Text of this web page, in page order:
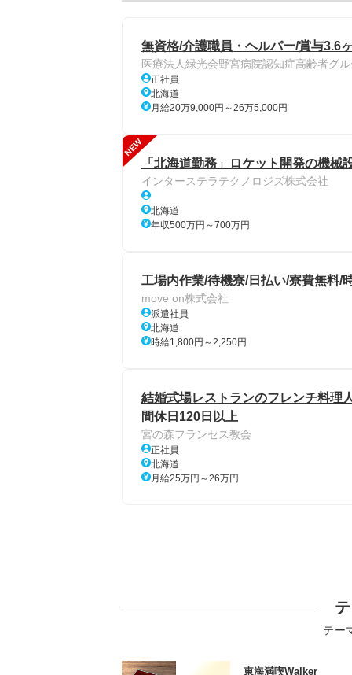
無資格/介護職員・ヘルパー/賞与3.6
医療法人緑光会野宮病院認知症高齢者グ
正社員
北海道
月給20万9,000円～26万5,000円
NEW
「北海道勤務」ロケット開発の機械
インターステラテクノロジズ株式会社
北海道
年収500万円～700万円
工場内作業/待機寮/日払い/寮費無料/
move on株式会社
派遣社員
北海道
時給1,800円～2,250円
結婚式場レストランのフレンチ料理
間休日120日以上
宮の森フランセス教会
正社員
北海道
月給25万円～26万円
テー
東海満喫Walker